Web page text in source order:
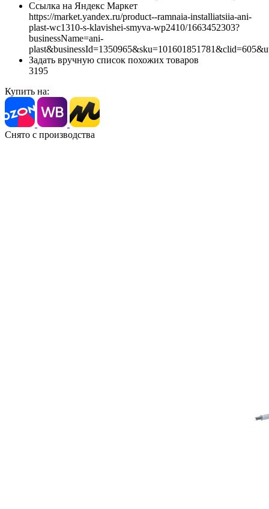
Ссылка на Яндекс Маркет
https://market.yandex.ru/product--ramnaia-installiatsiia-ani-
plast-wc1310-s-klavishei-smyva-wp2410/1663452303?
businessName=ani-
Задать вручную список похожих товаров
3195
Купить на:
Снято с производства